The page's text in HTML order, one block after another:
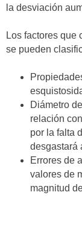
la desviación
Los factores que
se pueden
Diámetro
relación
por la falta
desgastará
Errores de
valores de
magnitud